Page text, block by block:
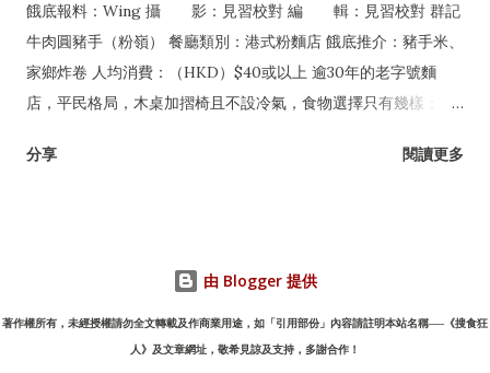
餓底報料：Wing 攝 影：見習校對 編 輯：見習校對 群記
牛肉圓豬手（粉嶺） 餐廳類別：港式粉麵店 餓底推介：豬手米、
家鄉炸卷 人均消費：（HKD）$40或以上 逾30年的老字號麵
店，平民格局，木桌加摺椅且不設冷氣，食物選擇只有幾樣：豬
家鄉炸卷。但無論一年四季皆經常爆場，甚至吸引許多名人紅星
分享 閱讀更多
由 Blogger 提供
著作權所有，未經授權請勿全文轉載及作商業用途，如「引用部份」內容請註明本站名稱──《搜食狂
人》及文章網址，敬希見諒及支持，多謝合作！